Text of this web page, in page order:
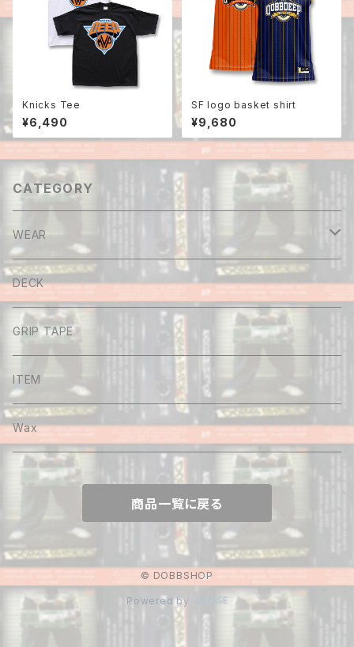
Knicks Tee
¥6,490
SF logo basket shirt
¥9,680
CATEGORY
WEAR
Tee
Long sleeve
Shirt
Hoodie
Sweat
Pants
Cap&Beenie
Jacket
DECK
GRIP TAPE
ITEM
Wax
商品一覧に戻る
© DOBBSHOP
Powered by